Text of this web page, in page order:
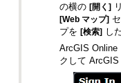
の横の [開く]
[Web マップ]
プを [検索]
し
ArcGIS Online
クして